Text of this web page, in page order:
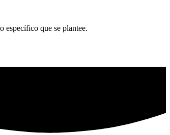
específico que se plantee.